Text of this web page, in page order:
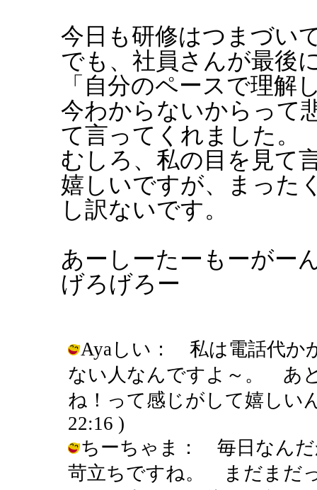
今日も研修はつまづい
でも、社員さんが最後
「自分のペースで理解
今わからないからって
て言ってくれました。
むしろ、私の目を見て
嬉しいですが、まった
し訳ないです。
あーしーたーもーがー
げろげろー
Ayaしい： 私は電話代か
ない人なんですよ～。 あ
ね！って感じがして嬉し
22:16 )
ちーちゃま： 毎日なんだ
苛立ちですね。 まだまだ